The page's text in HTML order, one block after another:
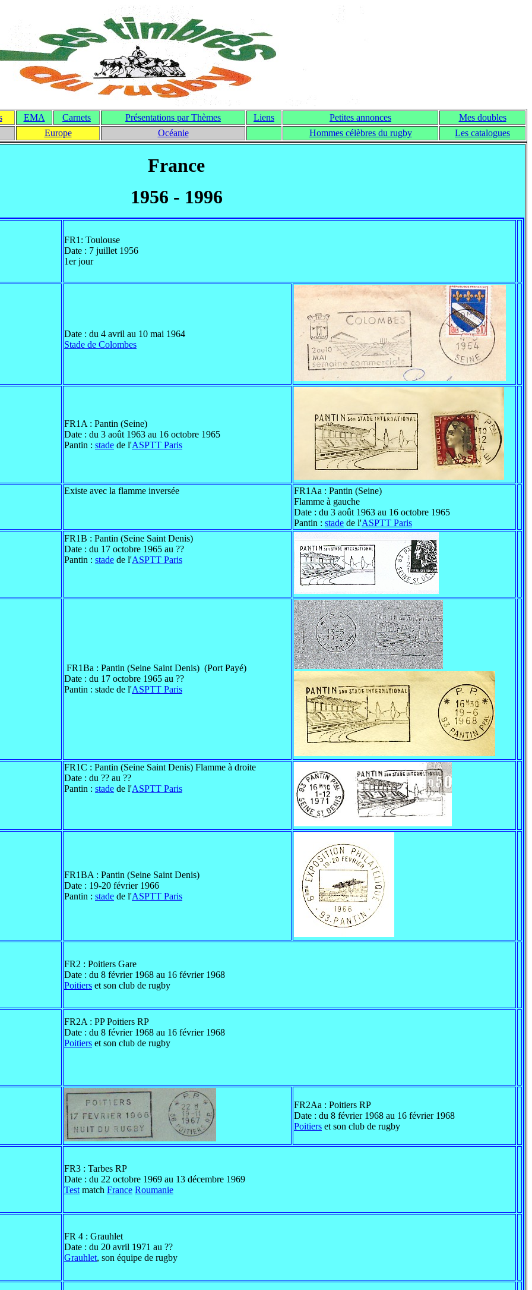
EMA Carnets Présentations par Thèmes Liens Petites annonces
Mes doubles
Europe
Océanie Hommes célèbres du rugby Les catalogues
France
1956 - 1996
FR1: Toulouse
Date : 7 juillet 1956
1er jour
Date : du 4 avril au 10 mai 1964
Stade de Colombes
FR1A : Pantin (Seine)
Date : du 3 août 1963 au 16 octobre 1965
Pantin : stade de l'ASPTT Paris
Existe avec la flamme inversée
FR1Aa : Pantin (Seine)
Flamme à gauche
Date : du 3 août 1963 au 16 octobre 1965
Pantin : stade de l'ASPTT Paris
FR1B : Pantin (Seine Saint Denis)
Date : du 17 octobre 1965 au ??
Pantin : stade de l'ASPTT Paris
FR1Ba : Pantin (Seine Saint Denis) (Port Payé)
Date : du 17 octobre 1965 au ??
Pantin : stade de l'ASPTT Paris
FR1C : Pantin (Seine Saint Denis) Flamme à droite
Date : du ?? au ??
Pantin : stade de l'ASPTT Paris
FR1BA : Pantin (Seine Saint Denis)
Date : 19-20 février 1966
Pantin : stade de l'ASPTT Paris
FR2 : Poitiers Gare
Date : du 8 février 1968 au 16 février 1968
Poitiers et son club de rugby
FR2A : PP Poitiers RP
Date : du 8 février 1968 au 16 février 1968
Poitiers et son club de rugby
FR2Aa : Poitiers RP
Date : du 8 février 1968 au 16 février 1968
Poitiers et son club de rugby
FR3 : Tarbes RP
Date : du 22 octobre 1969 au 13 décembre 1969
Test match France Roumanie
FR 4 : Grauhlet
Date : du 20 avril 1971 au ??
Grauhlet, son équipe de rugby